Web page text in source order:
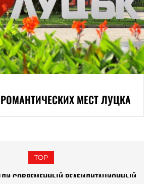
МЕСТ ЛУЦКА
TOP
СОВРЕМЕННЫЙ РЕАБИЛИТАЦИОННЫЙ
КАК СТРОИЛИ ЗАМОК ЛЮБАРТА